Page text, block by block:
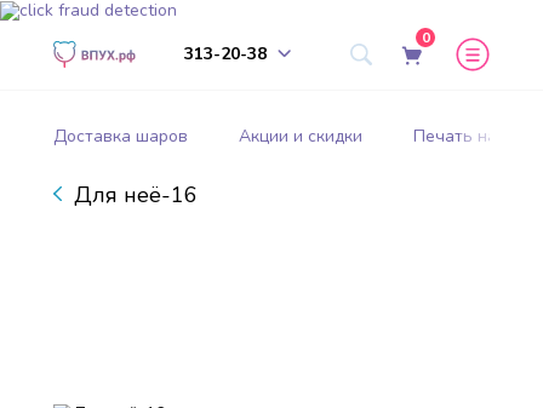
313-20-38
0
Доставка шаров Акции и скидки Печать на
Для неё-16